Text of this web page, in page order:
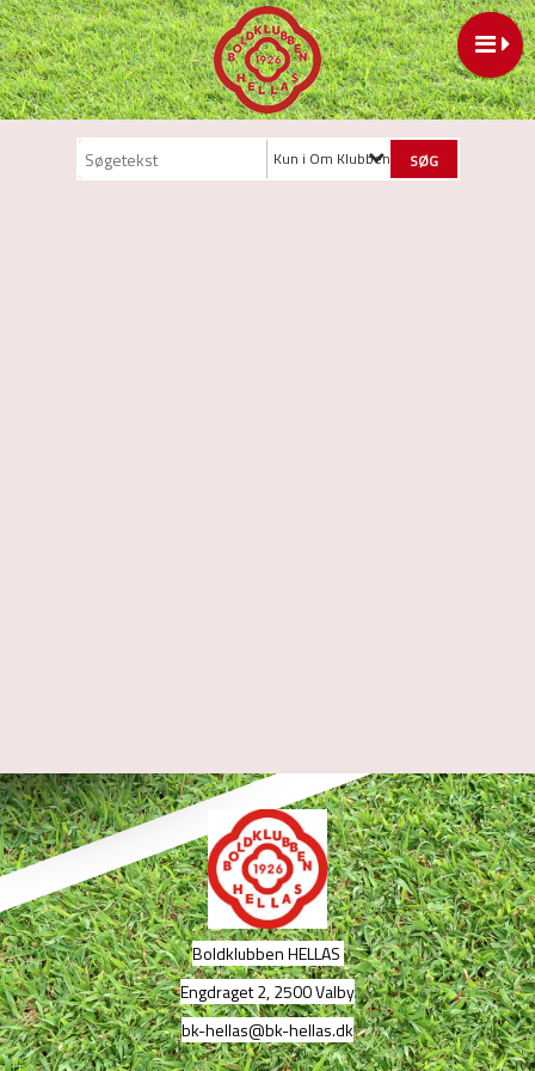
Kun i Om Klubben
Boldklubben HELLAS
Engdraget 2, 2500 Valby
bk-hellas@bk-hellas.dk